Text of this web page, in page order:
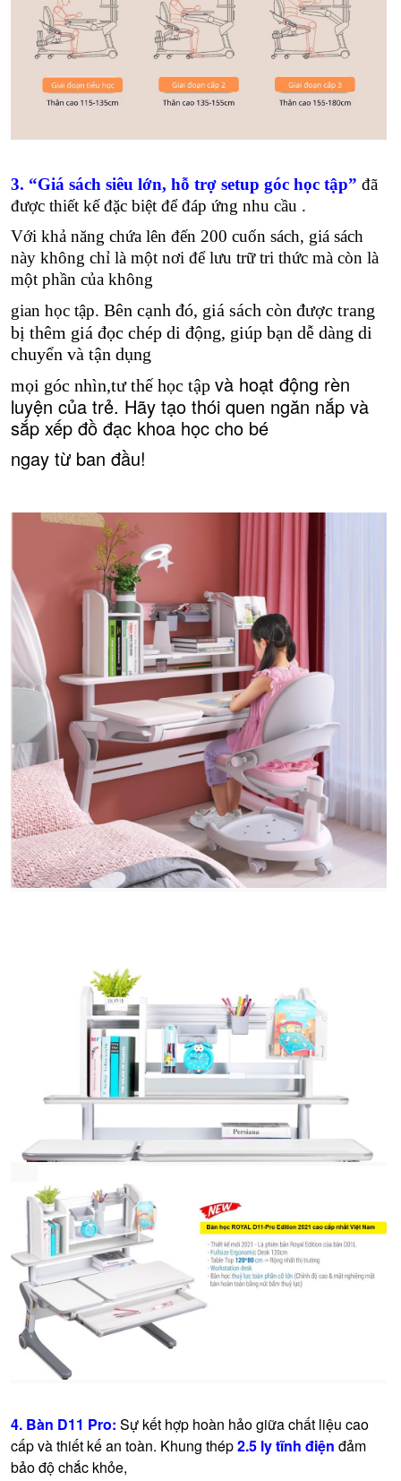
3. “Giá sách siêu lớn, hỗ trợ setup góc học tập”đã
được thiết kế đặc biệt để đáp ứng nhu cầu .
Với khả năng chứa lên đến 200 cuốn sách, giá sách
này không chỉ là một nơi để lưu trữ tri thức mà còn là
một phần của không
gian học tập. Bên cạnh đó, giá sách còn được trang
bị thêm giá đọc chép di động, giúp bạn dễ dàng di
chuyển và tận dụng
mọi góc nhìn,tư thế học tậpvà hoạt động rèn
luyện của trẻ. Hãy tạo thói quen ngăn nắp và
sắp xếp đồ đạc khoa học cho bé
ngay từ ban đầu!
4. Bàn D11 Pro: Sự kết hợp hoàn hảo giữa chất liệu cao
cấp và thiết kế an toàn. Khung thép2.5 ly tĩnh điện đảm
bảo độ chắc khỏe,